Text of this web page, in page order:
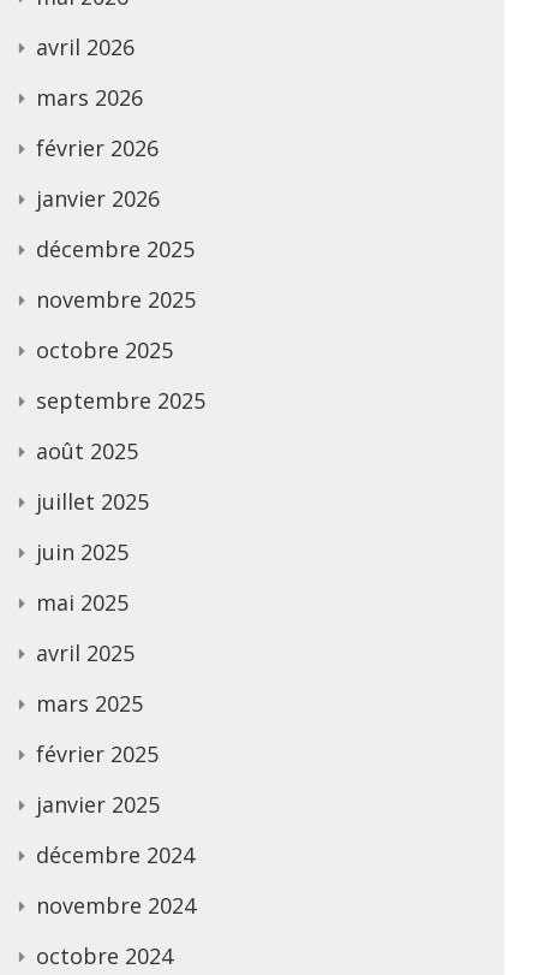
avril 2026
mars 2026
février 2026
janvier 2026
décembre 2025
novembre 2025
octobre 2025
septembre 2025
août 2025
juillet 2025
juin 2025
mai 2025
avril 2025
mars 2025
février 2025
janvier 2025
décembre 2024
novembre 2024
octobre 2024